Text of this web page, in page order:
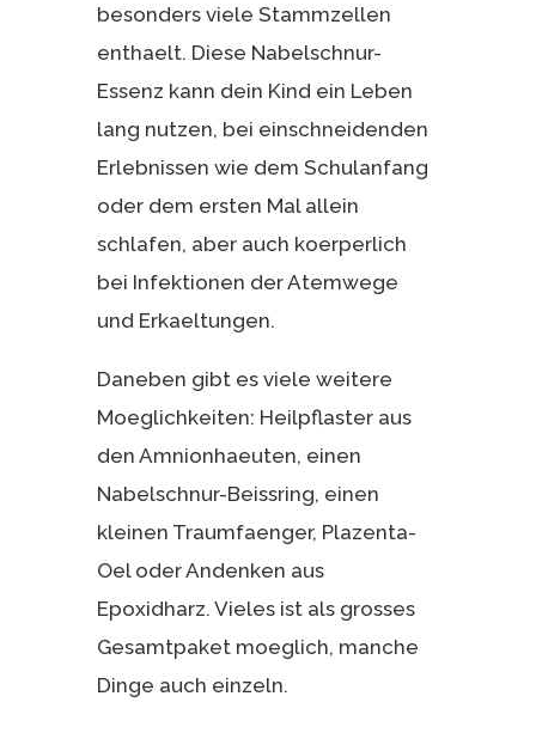
besonders viele Stammzellen
enthaelt. Diese Nabelschnur-
Essenz kann dein Kind ein Leben
lang nutzen, bei einschneidenden
Erlebnissen wie dem Schulanfang
oder dem ersten Mal allein
schlafen, aber auch koerperlich
bei Infektionen der Atemwege
und Erkaeltungen.
Daneben gibt es viele weitere
Moeglichkeiten: Heilpflaster aus
den Amnionhaeuten, einen
Nabelschnur-Beissring, einen
kleinen Traumfaenger, Plazenta-
Oel oder Andenken aus
Epoxidharz. Vieles ist als grosses
Gesamtpaket moeglich, manche
Dinge auch einzeln.